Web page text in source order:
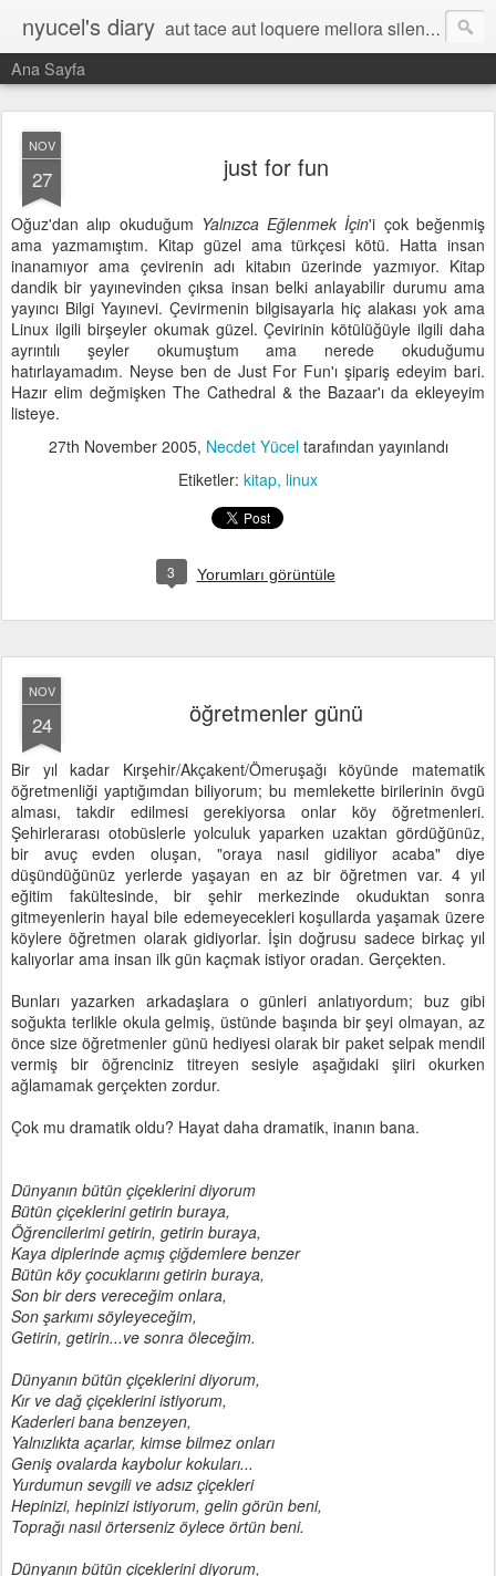
nyucel's diary aut tace aut loquere meliora silentio
Ana Sayfa
NOV
27 just for fun
Oğuz'dan alıp okuduğum Yalnızca Eğlenmek İçin'i çok beğenmiş
ama yazmamıştım. Kitap güzel ama türkçesi kötü. Hatta insan
inanamıyor ama çevirenin adı kitabın üzerinde yazmıyor. Kitap
dandik bir yayınevinden çıksa insan belki anlayabilir durumu ama
yayıncı Bilgi Yayınevi. Çevirmenin bilgisayarla hiç alakası yok ama
Linux ilgili birşeyler okumak güzel. Çevirinin kötülüğüyle ilgili daha
ayrıntılı şeyler okumuştum ama nerede okuduğumu
hatırlayamadım. Neyse ben de Just For Fun'ı şipariş edeyim bari.
Hazır elim değmişken The Cathedral & the Bazaar'ı da ekleyeyim
listeye.
27th November 2005, Necdet Yüceltarafından yayınlandı
Etiketler: kitap linux
3 Yorumları görüntüle
NOV
24 öğretmenler günü
Bir yıl kadar Kırşehir/Akçakent/Ömeruşağı köyünde matematik
öğretmenliği yaptığımdan biliyorum; bu memlekette birilerinin övgü
alması, takdir edilmesi gerekiyorsa onlar köy öğretmenleri.
Şehirlerarası otobüslerle yolculuk yaparken uzaktan gördüğünüz,
bir avuç evden oluşan, "oraya nasıl gidiliyor acaba" diye
düşündüğünüz yerlerde yaşayan en az bir öğretmen var. 4 yıl
eğitim fakültesinde, bir şehir merkezinde okuduktan sonra
gitmeyenlerin hayal bile edemeyecekleri koşullarda yaşamak üzere
köylere öğretmen olarak gidiyorlar. İşin doğrusu sadece birkaç yıl
kalıyorlar ama insan ilk gün kaçmak istiyor oradan. Gerçekten.
Bunları yazarken arkadaşlara o günleri anlatıyordum; buz gibi
soğukta terlikle okula gelmiş, üstünde başında bir şeyi olmayan, az
önce size öğretmenler günü hediyesi olarak bir paket selpak mendil
vermiş bir öğrenciniz titreyen sesiyle aşağıdaki şiiri okurken
ağlamamak gerçekten zordur.
Çok mu dramatik oldu? Hayat daha dramatik, inanın bana.
Dünyanın bütün çiçeklerini diyorum
Bütün çiçeklerini getirin buraya,
Öğrencilerimi getirin, getirin buraya,
Kaya diplerinde açmış çiğdemlere benzer
Bütün köy çocuklarını getirin buraya,
Son bir ders vereceğim onlara,
Son şarkımı söyleyeceğim,
Getirin, getirin...ve sonra öleceğim.
Dünyanın bütün çiçeklerini diyorum,
Kır ve dağ çiçeklerini istiyorum,
Kaderleri bana benzeyen,
Yalnızlıkta açarlar, kimse bilmez onları
Geniş ovalarda kaybolur kokuları...
Yurdumun sevgili ve adsız çiçekleri
Hepinizi, hepinizi istiyorum, gelin görün beni,
Toprağı nasıl örterseniz öylece örtün beni.
Dünyanın bütün çiçeklerini diyorum,